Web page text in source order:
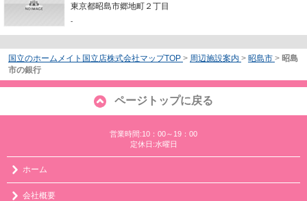
東京都昭島市郷地町２丁目
-
国立のホームメイト国立店株式会社マップTOP > 周辺施設案内 > 昭島市 > 昭島
市の銀行
ページトップに戻る
営業時間:10：00～19：00
定休日:水曜日
ホーム
会社概要